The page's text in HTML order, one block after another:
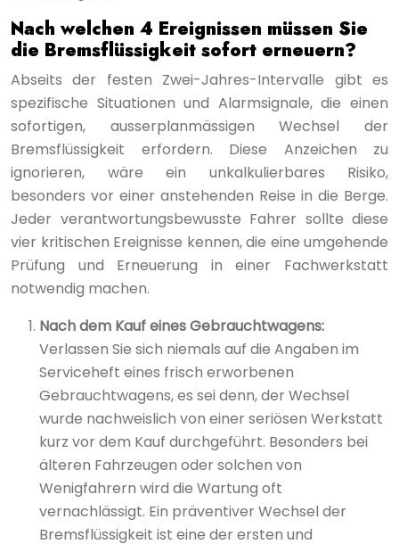
Nach welchen 4 Ereignissen müssen Sie
die Bremsflüssigkeit sofort erneuern?
Abseits der festen Zwei-Jahres-Intervalle gibt es
spezifische Situationen und Alarmsignale, die einen
sofortigen, ausserplanmässigen Wechsel der
Bremsflüssigkeit erfordern. Diese Anzeichen zu
ignorieren, wäre ein unkalkulierbares Risiko,
besonders vor einer anstehenden Reise in die Berge.
Jeder verantwortungsbewusste Fahrer sollte diese
vier kritischen Ereignisse kennen, die eine umgehende
Prüfung und Erneuerung in einer Fachwerkstatt
notwendig machen.
Nach dem Kauf eines Gebrauchtwagens:
Verlassen Sie sich niemals auf die Angaben im
Serviceheft eines frisch erworbenen
Gebrauchtwagens, es sei denn, der Wechsel
wurde nachweislich von einer seriösen Werkstatt
kurz vor dem Kauf durchgeführt. Besonders bei
älteren Fahrzeugen oder solchen von
Wenigfahrern wird die Wartung oft
vernachlässigt. Ein präventiver Wechsel der
Bremsflüssigkeit ist eine der ersten und